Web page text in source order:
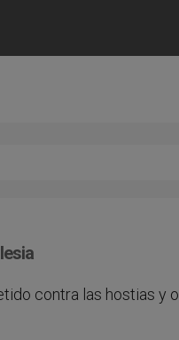
contra las hostias y